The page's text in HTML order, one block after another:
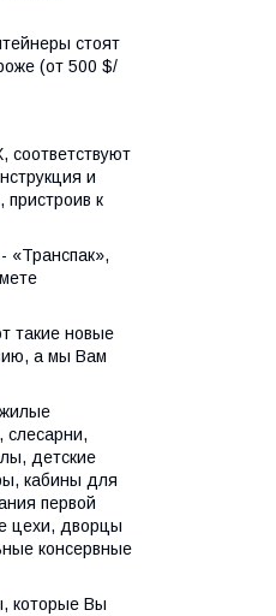
стоят
(от 500 $/
соответствуют
и
к
«Транспак»,
такие новые
а мы Вам
слесарни,
детские
кабины для
первой
цехи, дворцы
консервные
которые Вы